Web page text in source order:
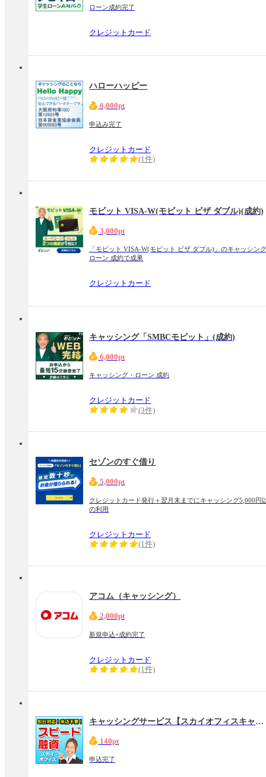
ローン成約完了
クレジットカード
ハローハッピー
6,000pt
申込み完了
クレジットカード
(1件)
モビット VISA-W(モビット ビザ ダブル)(成約)
3,000pt
「モビット VISA-W(モビット ビザ ダブル)」のキャッシン
ローン 成約で成果
クレジットカード
キャッシング「SMBCモビット」(成約)
6,000pt
キャッシング・ローン 成約
クレジットカード
(3件)
セゾンのすぐ借り
5,000pt
クレジットカード発行＋翌月末までにキャッシング5,000円
の利用
クレジットカード
(1件)
アコム（キャッシング）
2,000pt
新規申込+成約完了
クレジットカード
(1件)
キャッシングサービス【スカイオフィスキャッシング】（申込完了）
140pt
申込完了